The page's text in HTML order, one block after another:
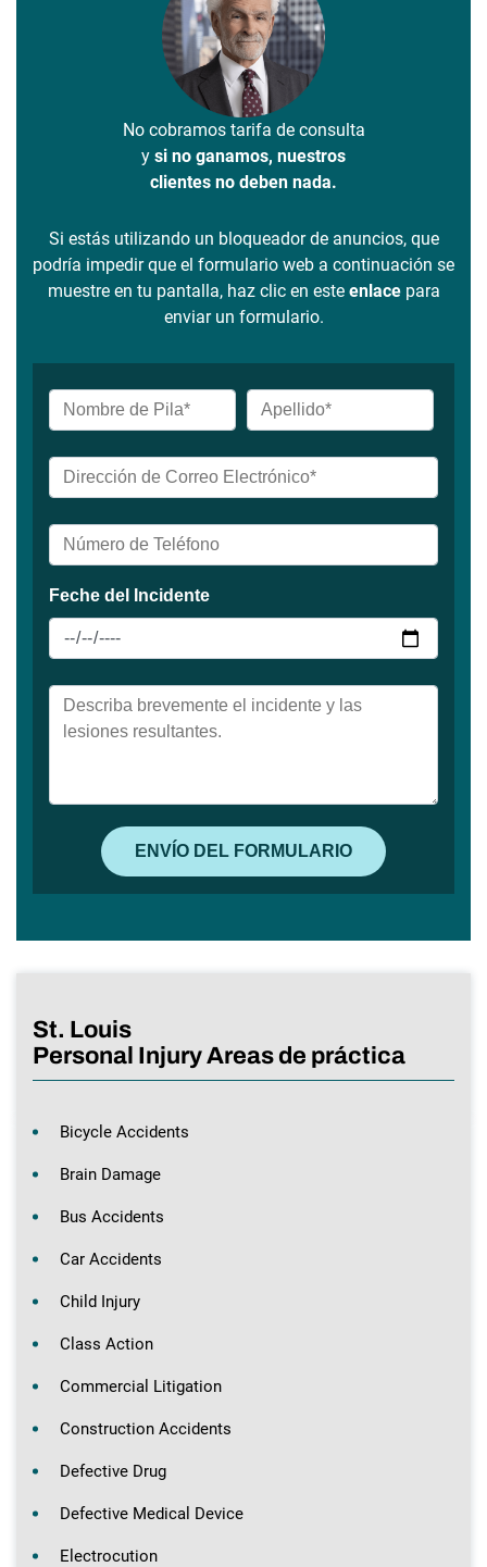
No cobramos tarifa de consulta
y si no ganamos, nuestros
clientes no deben nada.
Si estás utilizando un bloqueador de anuncios, que
podría impedir que el formulario web a continuación se
muestre en tu pantalla, haz clic en este enlacepara
enviar un formulario.
St. Louis
Personal Injury Areas de práctica
Bicycle Accidents
Brain Damage
Bus Accidents
Car Accidents
Child Injury
Class Action
Commercial Litigation
Construction Accidents
Defective Drug
Defective Medical Device
Electrocution